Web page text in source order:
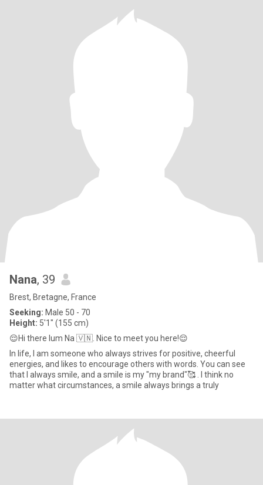
Nana, 39
Brest, Bretagne, France
Seeking: Male 50 - 70
Height: 5'1" (155 cm)
😌Hi there lum Na 🇻🇳. Nice to meet you here!😌
In life, I am someone who always strives for positive, cheerful
energies, and likes to encourage others with words. You can see
that I always smile, and a smile is my "my brand"🥰 . I think no
matter what circumstances, a smile always brings a truly